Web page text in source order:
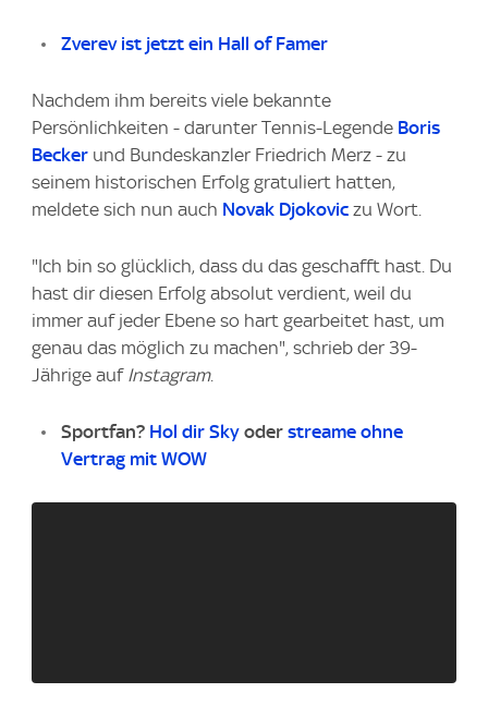
Zverev ist jetzt ein Hall of Famer
Nachdem ihm bereits viele bekannte
Persönlichkeiten - darunter Tennis-Legende Boris
Becker und Bundeskanzler Friedrich Merz - zu
seinem historischen Erfolg gratuliert hatten,
meldete sich nun auch Novak Djokovic zu Wort.
"Ich bin so glücklich, dass du das geschafft hast. Du
hast dir diesen Erfolg absolut verdient, weil du
immer auf jeder Ebene so hart gearbeitet hast, um
genau das möglich zu machen", schrieb der 39-
Jährige auf Instagram.
Sportfan? Hol dir Sky oder streame ohne
Vertrag mit WOW